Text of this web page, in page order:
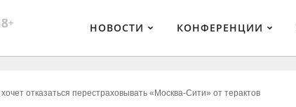
НОВОСТИ КОНФЕРЕНЦИИ
отказаться перестраховывать «Москва-Сити» от терактов